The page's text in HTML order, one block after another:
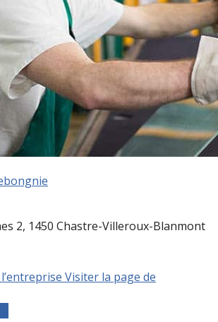
2, 1450 Chastre-Villeroux-Blanmont
Visiter la page de